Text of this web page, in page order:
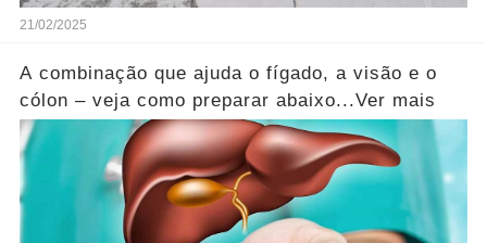
21/02/2025
A combinação que ajuda o fígado, a visão e o
cólon – veja como preparar abaixo...Ver mais